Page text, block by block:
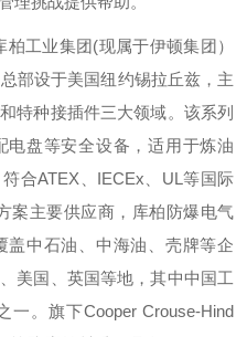
柏工业集团(现属于伊顿集团）
部设于美国纽约锡拉丘兹，主
特种接插件三大领域。该系列
电盘等安全设备，适用于炼油
符合ATEX IECEx UL 等国际
案主要供应商，库柏防爆电气
中石油、中海油、壳牌等企
美国、英国等地，其中中国工
一。旗下Cooper Crouse-Hind